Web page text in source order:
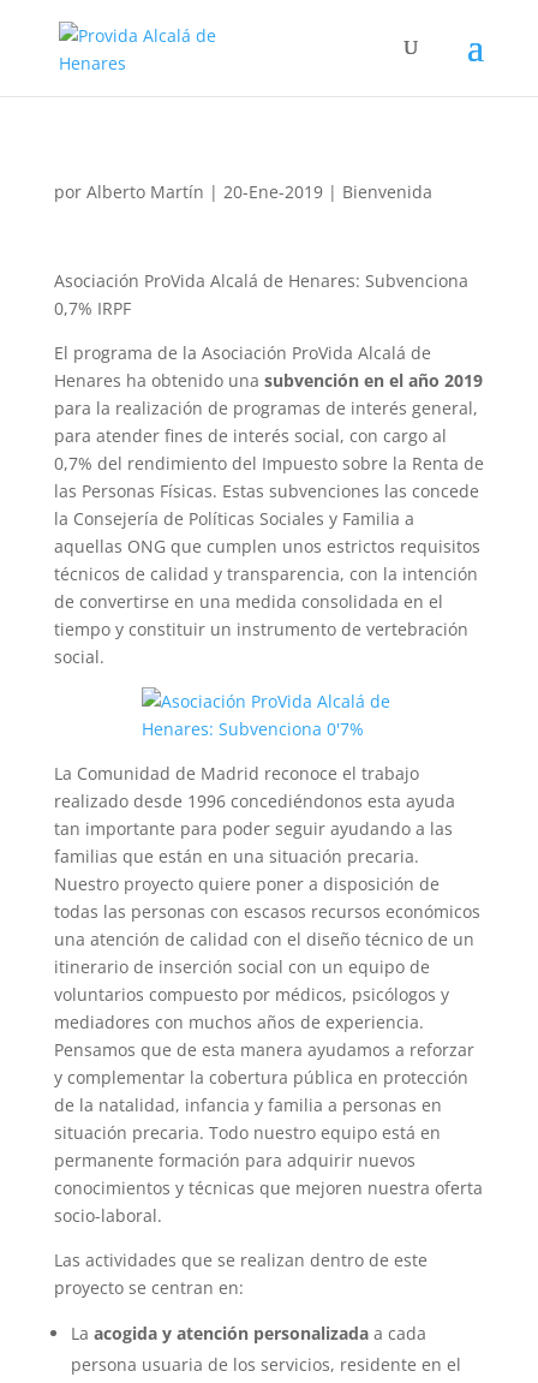
por Alberto Martín | 20-Ene-2019| Bienvenida
Asociación ProVida Alcalá de Henares: Subvenciona
0,7% IRPF
El programa de la Asociación ProVida Alcalá de
Henares ha obtenido una subvención en el año 2019
para la realización de programas de interés general,
para atender fines de interés social, con cargo al
0,7% del rendimiento del Impuesto sobre la Renta de
las Personas Físicas. Estas subvenciones las concede
la Consejería de Políticas Sociales y Familia a
aquellas ONG que cumplen unos estrictos requisitos
técnicos de calidad y transparencia, con la intención
de convertirse en una medida consolidada en el
tiempo y constituir un instrumento de vertebración
social.
La Comunidad de Madrid reconoce el trabajo
realizado desde 1996 concediéndonos esta ayuda
tan importante para poder seguir ayudando a las
familias que están en una situación precaria.
Nuestro proyecto quiere poner a disposición de
todas las personas con escasos recursos económicos
una atención de calidad con el diseño técnico de un
itinerario de inserción social con un equipo de
voluntarios compuesto por médicos, psicólogos y
mediadores con muchos años de experiencia.
Pensamos que de esta manera ayudamos a reforzar
y complementar la cobertura pública en protección
de la natalidad, infancia y familia a personas en
situación precaria. Todo nuestro equipo está en
permanente formación para adquirir nuevos
conocimientos y técnicas que mejoren nuestra oferta
socio-laboral.
Las actividades que se realizan dentro de este
proyecto se centran en:
La acogida y atención personalizadaa cada
persona usuaria de los servicios, residente en el